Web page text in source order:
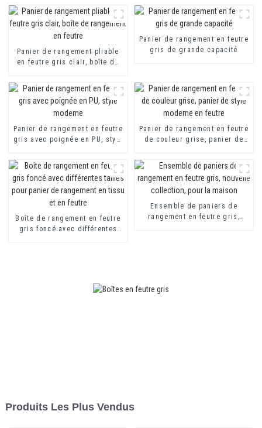
Panier de rangement pliable
en feutre gris clair, boîte de
Panier de rangement en feutre
gris de grande capacité
Panier de rangement en feutre
gris avec poignée en PU, style
Panier de rangement en feutre
de couleur grise, panier de
Boîte de rangement en feutre
gris foncé avec différentes
Ensemble de paniers de
rangement en feutre gris,
Produits Les Plus Vendus